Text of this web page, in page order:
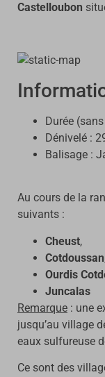
Castelloubon
Durée
Dénivelé :
Balisage :
Au cours de la
suivants :
Cheust,
Cotdoussan
Ourdis
Juncalas
Remarque : une
jusqu’au village
eaux sulfureuse
Ce sont des